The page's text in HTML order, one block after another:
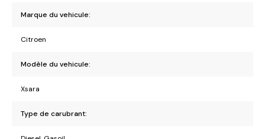
Marque du vehicule:
Citroen
Modèle du vehicule:
Xsara
Type de carubrant: